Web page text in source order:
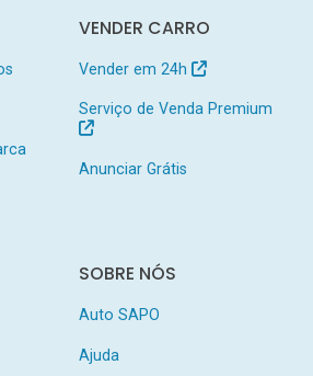
VENDER CARRO
Vender em 24h
Serviço de Venda Premium
Anunciar Grátis
SOBRE NÓS
Auto SAPO
Ajuda